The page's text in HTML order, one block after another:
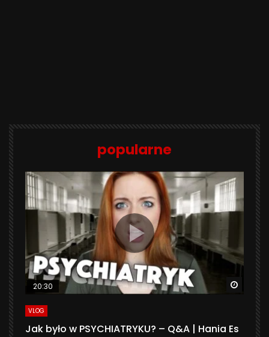
popularne
20:30
VLOG
Jak było w PSYCHIATRYKU? – Q&A | Hania Es